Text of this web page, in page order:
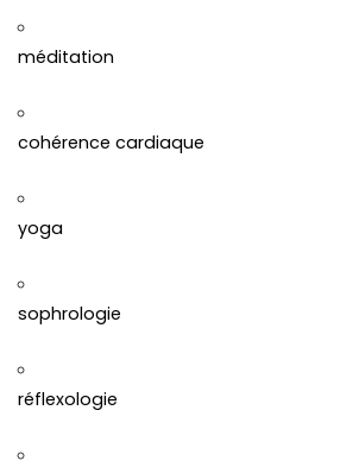
méditation
cohérence cardiaque
yoga
sophrologie
réflexologie